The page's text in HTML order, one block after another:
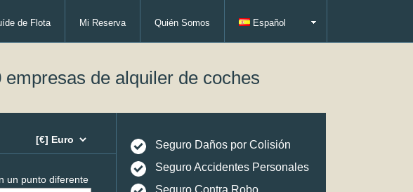
de Flota Mi Reserva Quién Somos Español
de alquiler de coches
un punto diferente
Seguro Daños por Colisión
Seguro Accidentes Personales
Seguro Contra Robo